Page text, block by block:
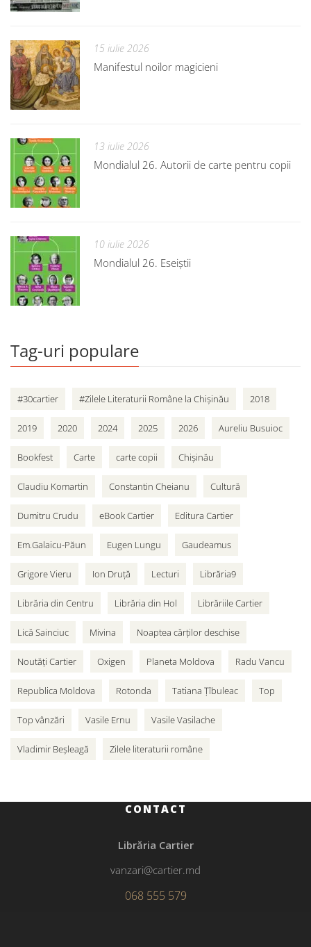
15 iulie 2026
Manifestul noilor magicieni
13 iulie 2026
Mondialul 26. Autorii de carte pentru copii
10 iulie 2026
Mondialul 26. Eseiștii
Tag-uri populare
#30cartier #Zilele Literaturii Române la Chișinău 2018
2019 2020 2024 2025 2026 Aureliu Busuioc
Bookfest Carte carte copii Chișinău
Claudiu Komartin Constantin Cheianu Cultură
Dumitru Crudu eBook Cartier Editura Cartier
Em.Galaicu-Păun Eugen Lungu Gaudeamus
Grigore Vieru Ion Druță Lecturi Librăria9
Librăria din Centru Librăria din Hol Librăriile Cartier
Lică Sainciuc Mivina Noaptea cărților deschise
Noutăți Cartier Oxigen Planeta Moldova Radu Vancu
Republica Moldova Rotonda Tatiana Țîbuleac Top
Top vânzări Vasile Ernu Vasile Vasilache
Vladimir Beșleagă Zilele literaturii române
CONTACT
Librăria Cartier
vanzari@cartier.md
068 555 579